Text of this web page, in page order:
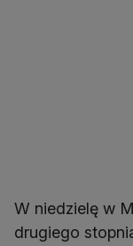
W niedzielę w
drugiego